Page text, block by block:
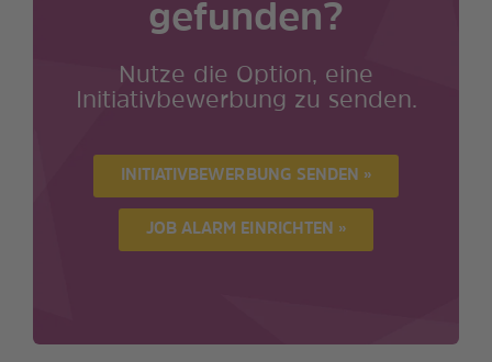
gefunden?
Nutze die Option, eine
Initiativbewerbung zu senden.
INITIATIVBEWERBUNG SENDEN »
JOB ALARM EINRICHTEN »